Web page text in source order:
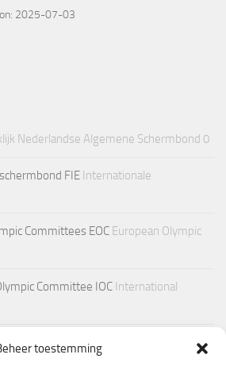
toestemming
2025-07-03
Nederlandse Algemene Schermbond 0
FIE Internationale
EOC European Olympic
IOC International